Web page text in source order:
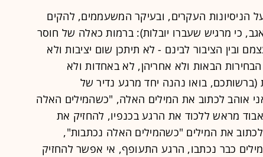
הניסיונות העקרים, ובעיקר המשעממים, להקים
כי מרגיש שעברו יובלות): ברמות כאלה של חוסר
ובין הציבור לבינם - לא תיתכן שום יציבות ולא
הבחירות הבאות ולא אחריהן, לא באחדות ולא
בואו נהנה יחד מרגע נדיר של
אוהב לכתוב את המילים האלה, "כשהמילים האלה
ואבוד מראש ללכוד את הרגע בכנפיו, להחזיק את
את המילים "כשהמילים האלה נכתבות",
כבר נכתבו, הרגע התעופף, אי אפשר להחזיק